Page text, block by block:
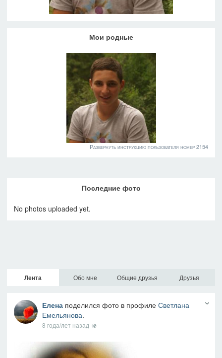
Мои родные
Развернуть инструкцию пользователя номер 2154
Последние фото
No photos uploaded yet.
Лента Обо мне Общие друзья Друзья
Еленаподелился фото в профиле Светлана
Емельянова.
8 года/лет назад